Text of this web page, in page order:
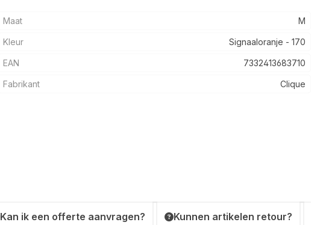
Maat M
Kleur Signaaloranje - 170
EAN 7332413683710
Fabrikant Clique
Kan ik een offerte aanvragen? Kunnen artikelen retour?